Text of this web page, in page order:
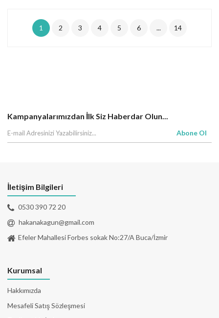
1 2 3 4 5 6 ... 14
Kampanyalarımızdan İlk Siz Haberdar Olun...
Abone Ol
İletişim Bilgileri
0530 390 72 20
hakanakagun@gmail.com
Efeler Mahallesi Forbes sokak No:27/A Buca/İzmir
Kurumsal
Hakkımızda
Mesafeli Satış Sözleşmesi